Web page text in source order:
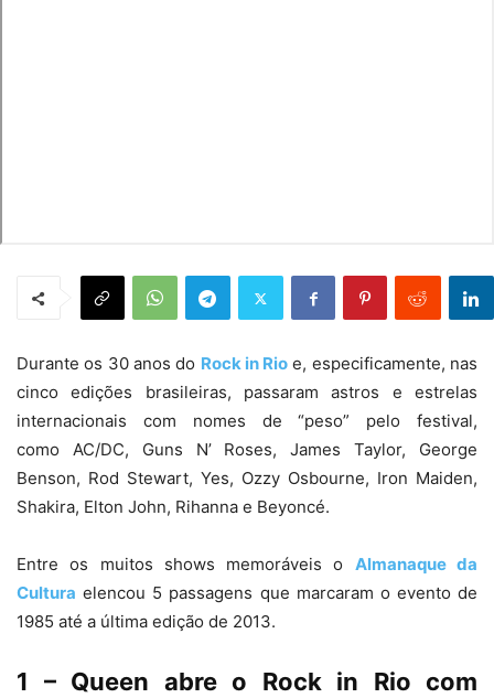
Durante os 30 anos do Rock in Rio e, especificamente, nas
cinco edições brasileiras, passaram astros e estrelas
internacionais com nomes de “peso” pelo festival,
como AC/DC, Guns N’ Roses, James Taylor, George
Benson, Rod Stewart, Yes, Ozzy Osbourne, Iron Maiden,
Shakira, Elton John, Rihanna e Beyoncé.
Entre os muitos shows memoráveis o Almanaque da
Cultura elencou 5 passagens que marcaram o evento de
1985 até a última edição de 2013.
1 – Queen abre o Rock in Rio com